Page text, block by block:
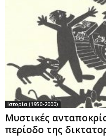
Ιστορία (1950-2000)
Μυστικές
περίοδο της